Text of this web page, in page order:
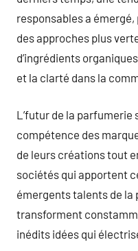
responsables a
des approches plus
d’ingrédients
et la clarté dans la
L’futur de la parfumerie
compétence des
de leurs créations tout
sociétés qui apportent
émergents talents de la
transforment
inédits idées qui